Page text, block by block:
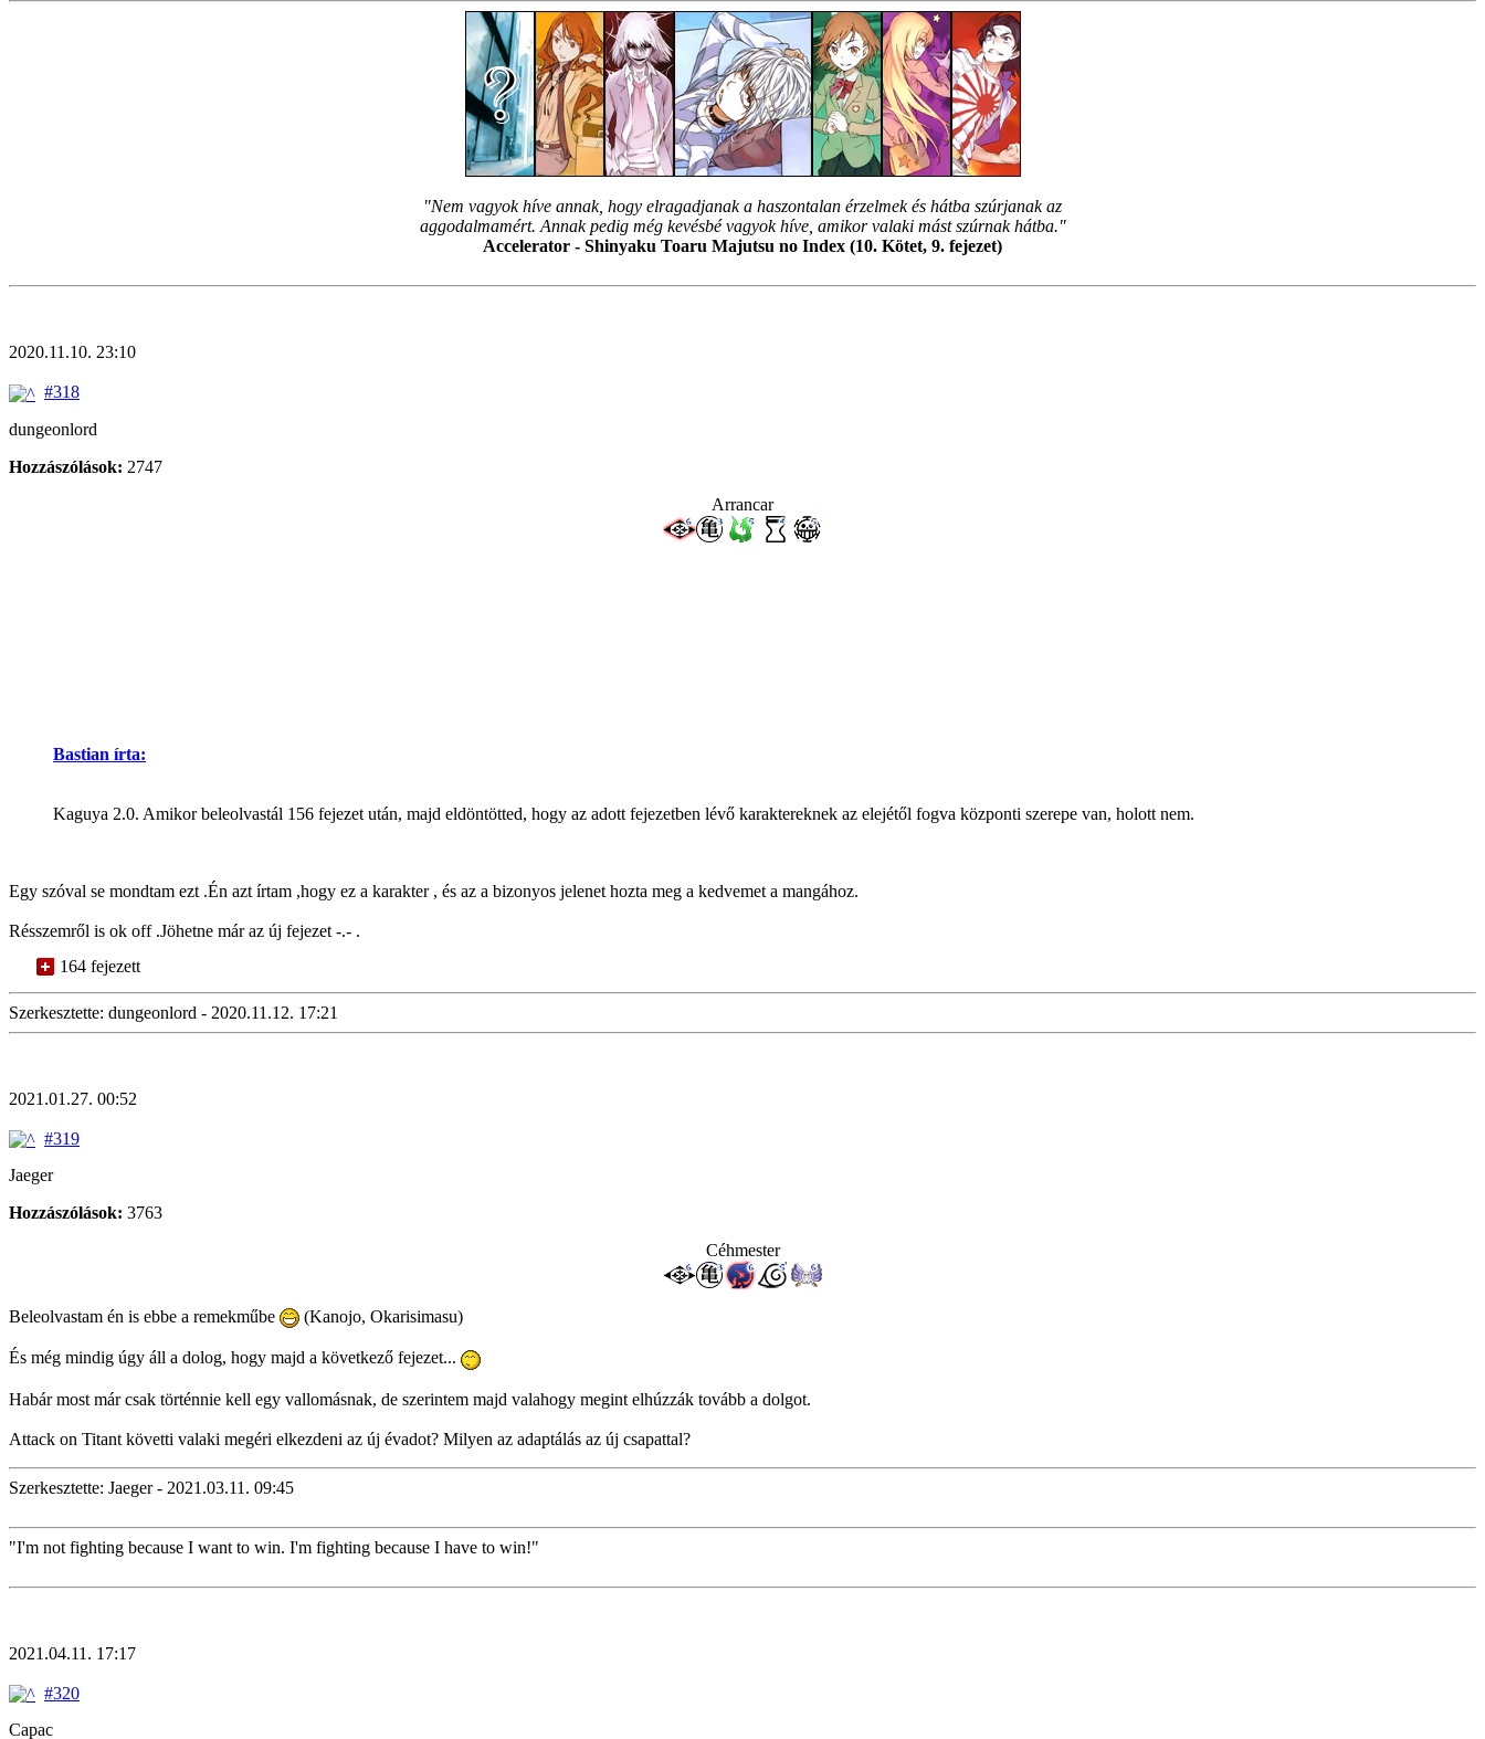
"Nem vagyok híve annak, hogy elragadjanak a haszontalan érzelmek és hátba szúrjanak az
aggodalmamért. Annak pedig még kevésbé vagyok híve, amikor valaki mást szúrnak hátba."
Accelerator - Shinyaku Toaru Majutsu no Index (10. Kötet, 9. fejezet)
2020.11.10. 23:10
#318
dungeonlord
Hozzászólások: 2747
Arrancar
Bastian írta:
Kaguya 2.0. Amikor beleolvastál 156 fejezet után, majd eldöntötted, hogy az adott fejezetben lévő karaktereknek az elejétől fogva központi szerepe van, holott nem.
Egy szóval se mondtam ezt .Én azt írtam ,hogy ez a karakter , és az a bizonyos jelenet hozta meg a kedvemet a mangához.
Résszemről is ok off .Jöhetne már az új fejezet -.- .
164 fejezett
Szerkesztette: dungeonlord - 2020.11.12. 17:21
2021.01.27. 00:52
#319
Jaeger
Hozzászólások: 3763
Céhmester
Beleolvastam én is ebbe a remekműbe (Kanojo, Okarisimasu)
És még mindig úgy áll a dolog, hogy majd a következő fejezet...
Habár most már csak történnie kell egy vallomásnak, de szerintem majd valahogy megint elhúzzák tovább a dolgot.
Attack on Titant követti valaki megéri elkezdeni az új évadot? Milyen az adaptálás az új csapattal?
Szerkesztette: Jaeger - 2021.03.11. 09:45
"I'm not fighting because I want to win. I'm fighting because I have to win!"
2021.04.11. 17:17
#320
Capac